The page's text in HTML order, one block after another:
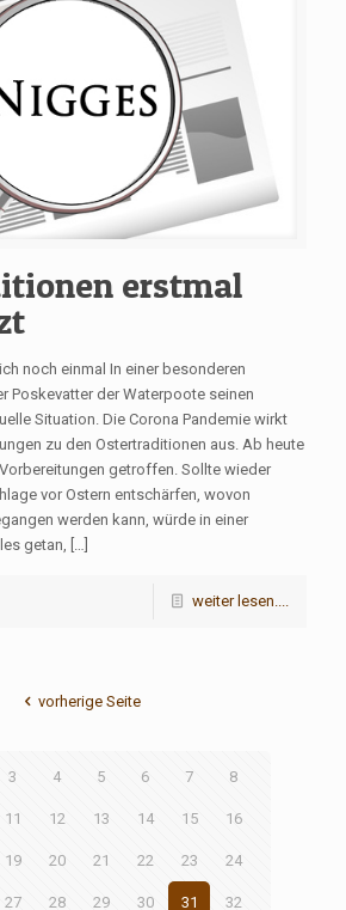
erstmal
noch einmal In einer besonderen
Poskevatter der Waterpoote seinen
Situation. Die Corona Pandemie wirkt
zu den Ostertraditionen aus. Ab heute
getroffen. Sollte wieder
vor Ostern entschärfen, wovon
werden kann, würde in einer
getan, […]
weiter lesen....
vorherige Seite
3 4 5 6 7 8
11 12 13 14 15 16
19 20 21 22 23 24
27 28 29 30 31 32